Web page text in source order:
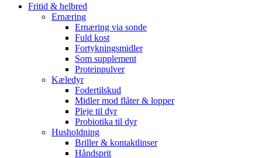
Fritid & helbred
Ernæring
Ernæring via sonde
Fuld kost
Fortykningsmidler
Som supplement
Proteinpulver
Kæledyr
Fodertilskud
Midler mod flåter & lopper
Pleje til dyr
Probiotika til dyr
Husholdning
Briller & kontaktlinser
Håndsprit